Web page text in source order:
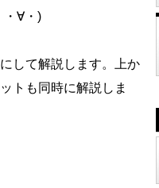
・∀・)
して解説します。上か
トも同時に解説しま